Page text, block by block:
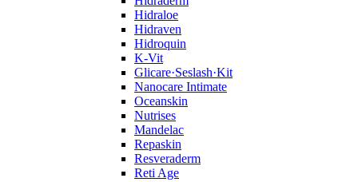
Hidraloe
Hidraven
Hidroquin
K-Vit
Glicare·Seslash·Kit
Nanocare Intimate
Oceanskin
Nutrises
Mandelac
Repaskin
Resveraderm
Reti Age